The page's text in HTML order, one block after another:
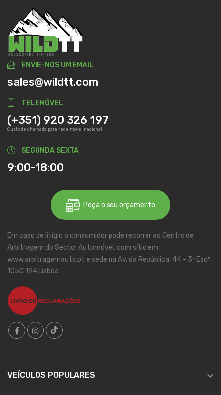
ENVIE-NOS UM EMAIL
sales@wildtt.com
TELEMÓVEL
(+351) 920 326 197
Custo de chamada para rede móvel nacional
SEGUNDA SEXTA
9:00-18:00
Peça o seu orçamento
Em caso de litígio o consumidor pode recorrer ao Centro de
Arbitragem do Sector Automóvel, com sítio em
www.arbitragemauto.pt e sede na Av. da República, 44 – 3º Esqº,
1050 194 Lisboa
VEÍCULOS POPULARES 